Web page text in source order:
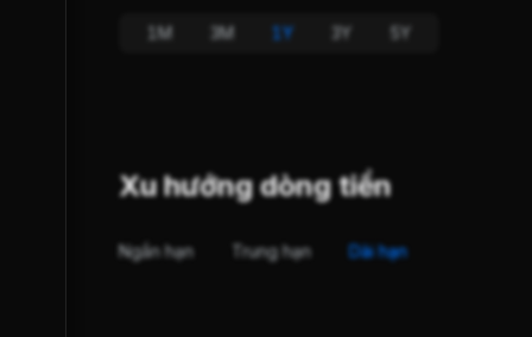
1M 3M 1Y 3Y 5Y
Xu hướng dòng tiền
Ngắn hạn Trung hạn Dài hạn